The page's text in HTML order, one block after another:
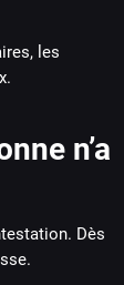
les
n’a
Dès